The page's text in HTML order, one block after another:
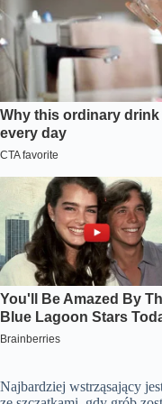
Najbardziej wstrząsający